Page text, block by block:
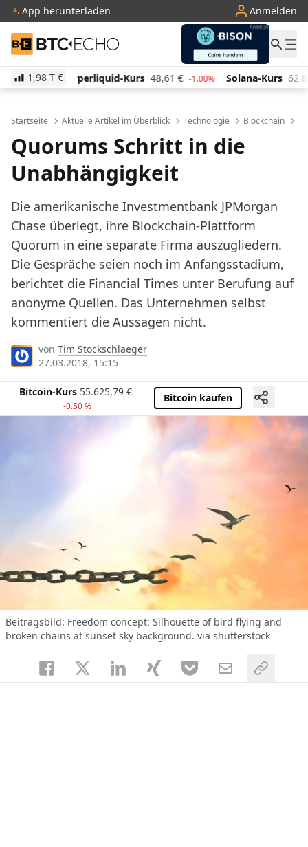
App herunterladen Anmelden
BTC-ECHO
1,98 T €
Kurs 48,61 -1.00% Solana-Kurs 62,82 € -1.90% TRON-Kurs
Startseite Aktuelle Artikel im Überblick Technologie Blockchain
Quorums Schritt in die
Unabhängigkeit
Die amerikanische Investmentbank JPMorgan
Chase überlegt, ihre Blockchain-Plattform
Quorum in eine separate Firma auszugliedern.
Die Gespräche seien noch im Anfangsstadium,
berichtet die Financial Times unter Berufung auf
anonyme Quellen. Das Unternehmen selbst
kommentiert die Aussagen nicht.
von Tim Stockschlaeger
27.03.2018, 15:15
Bitcoin-Kurs 55.625,79 €
-0.50 %
Bitcoin kaufen
Beitragsbild: Freedom concept: Silhouette of bird flying and
broken chains at sunset sky background. via shutterstock